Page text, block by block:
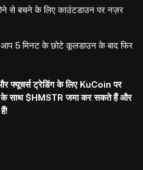
से बचने के लिए काउंटडाउन पर नज़र
5 मिनट के छोटे कूलडाउन के बाद फिर
फ्यूचर्स ट्रेडिंग के लिए KuCoin पर
के साथ $HMSTR जमा कर सकते हैं और